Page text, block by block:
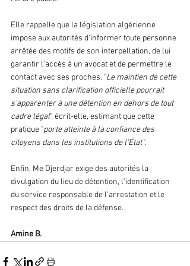
Elle rappelle que la législation algérienne
impose aux autorités d'informer toute personne
arrêtée des motifs de son interpellation, de lui
garantir l'accès à un avocat et de permettre le
contact avec ses proches. "Le maintien de cette
situation sans clarification officielle pourrait
s'apparenter à une détention en dehors de tout
cadre légal", écrit-elle, estimant que cette
pratique "porte atteinte à la confiance des
citoyens dans les institutions de l'État".
Enfin, Me Djerdjar exige des autorités la
divulgation du lieu de détention, l'identification
du service responsable de l'arrestation et le
respect des droits de la défense.
Amine B.